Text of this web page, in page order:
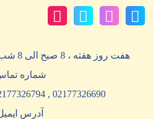
هفت روز هفته ، 8 صبح الی 8 شب پاسخگوی شما هستیم.
شماره
02177326690 , 02177326794 , 09122868752
آدرس